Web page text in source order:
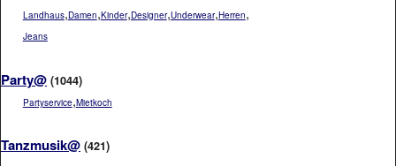
Landhaus,Damen,Kinder,Designer,Underwear,Herren,
Jeans
Party@ (1044)
Partyservice,Mietkoch
Tanzmusik@ (421)